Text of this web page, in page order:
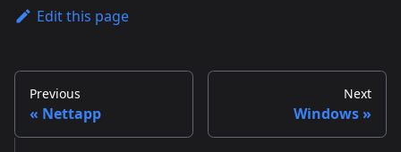
Edit this page
Previous
Nettapp
Next
Windows